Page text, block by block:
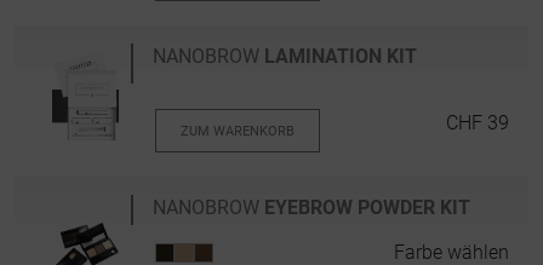
NANOBROW LAMINATION KIT
ZUM WARENKORB CHF 39
NANOBROW EYEBROW POWDER KIT
Farbe wählen